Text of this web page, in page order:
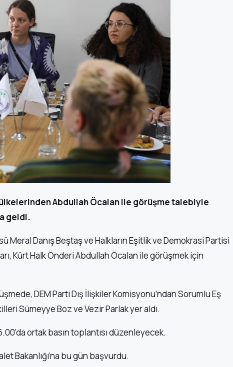
ülkelerinden Abdullah Öcalan ile görüşme talebiyle
geldi.
Meral Danış Beştaş ve Halkların Eşitlik ve Demokrasi Partisi
Kürt Halk Önderi Abdullah Öcalan ile görüşmek için
DEM Parti Dış İlişkiler Komisyonu’ndan Sorumlu Eş
Sümeyye Boz ve Vezir Parlak yer aldı.
ortak basın toplantısı düzenleyecek.
Bakanlığı’na bu gün başvurdu.